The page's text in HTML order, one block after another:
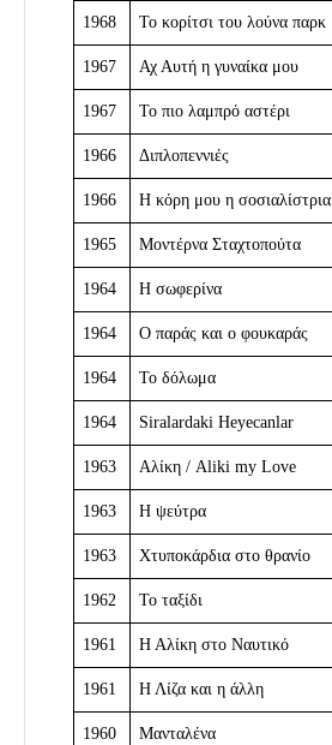
1968 Το κορίτσι του λούνα παρκ
1967 Αχ Αυτή η γυναίκα μου
1967 Το πιο λαμπρό αστέρι
1966 Διπλοπεννιές
1966 Η κόρη μου η σοσιαλίστρια
1965 Μοντέρνα Σταχτοπούτα
1964 Η σωφερίνα
1964 Ο παράς και ο φουκαράς
1964 Το δόλωμα
1964 Siralardaki Heyecanlar
1963 Αλίκη / Aliki my Love
1963 Η ψεύτρα
1963 Χτυποκάρδια στο θρανίο
1962 Το ταξίδι
1961 Η Αλίκη στο Ναυτικό
1961 Η Λίζα και η άλλη
1960 Μανταλένα